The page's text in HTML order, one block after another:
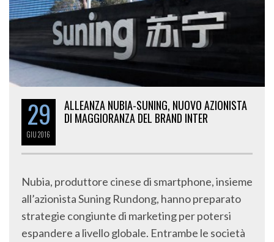
29
GIU2016
ALLEANZA NUBIA-SUNING, NUOVO AZIONISTA
DI MAGGIORANZA DEL BRAND INTER
Nubia, produttore cinese di smartphone, insieme
all’azionista Suning Rundong, hanno preparato
strategie congiunte di marketing per potersi
espandere a livello globale. Entrambe le società